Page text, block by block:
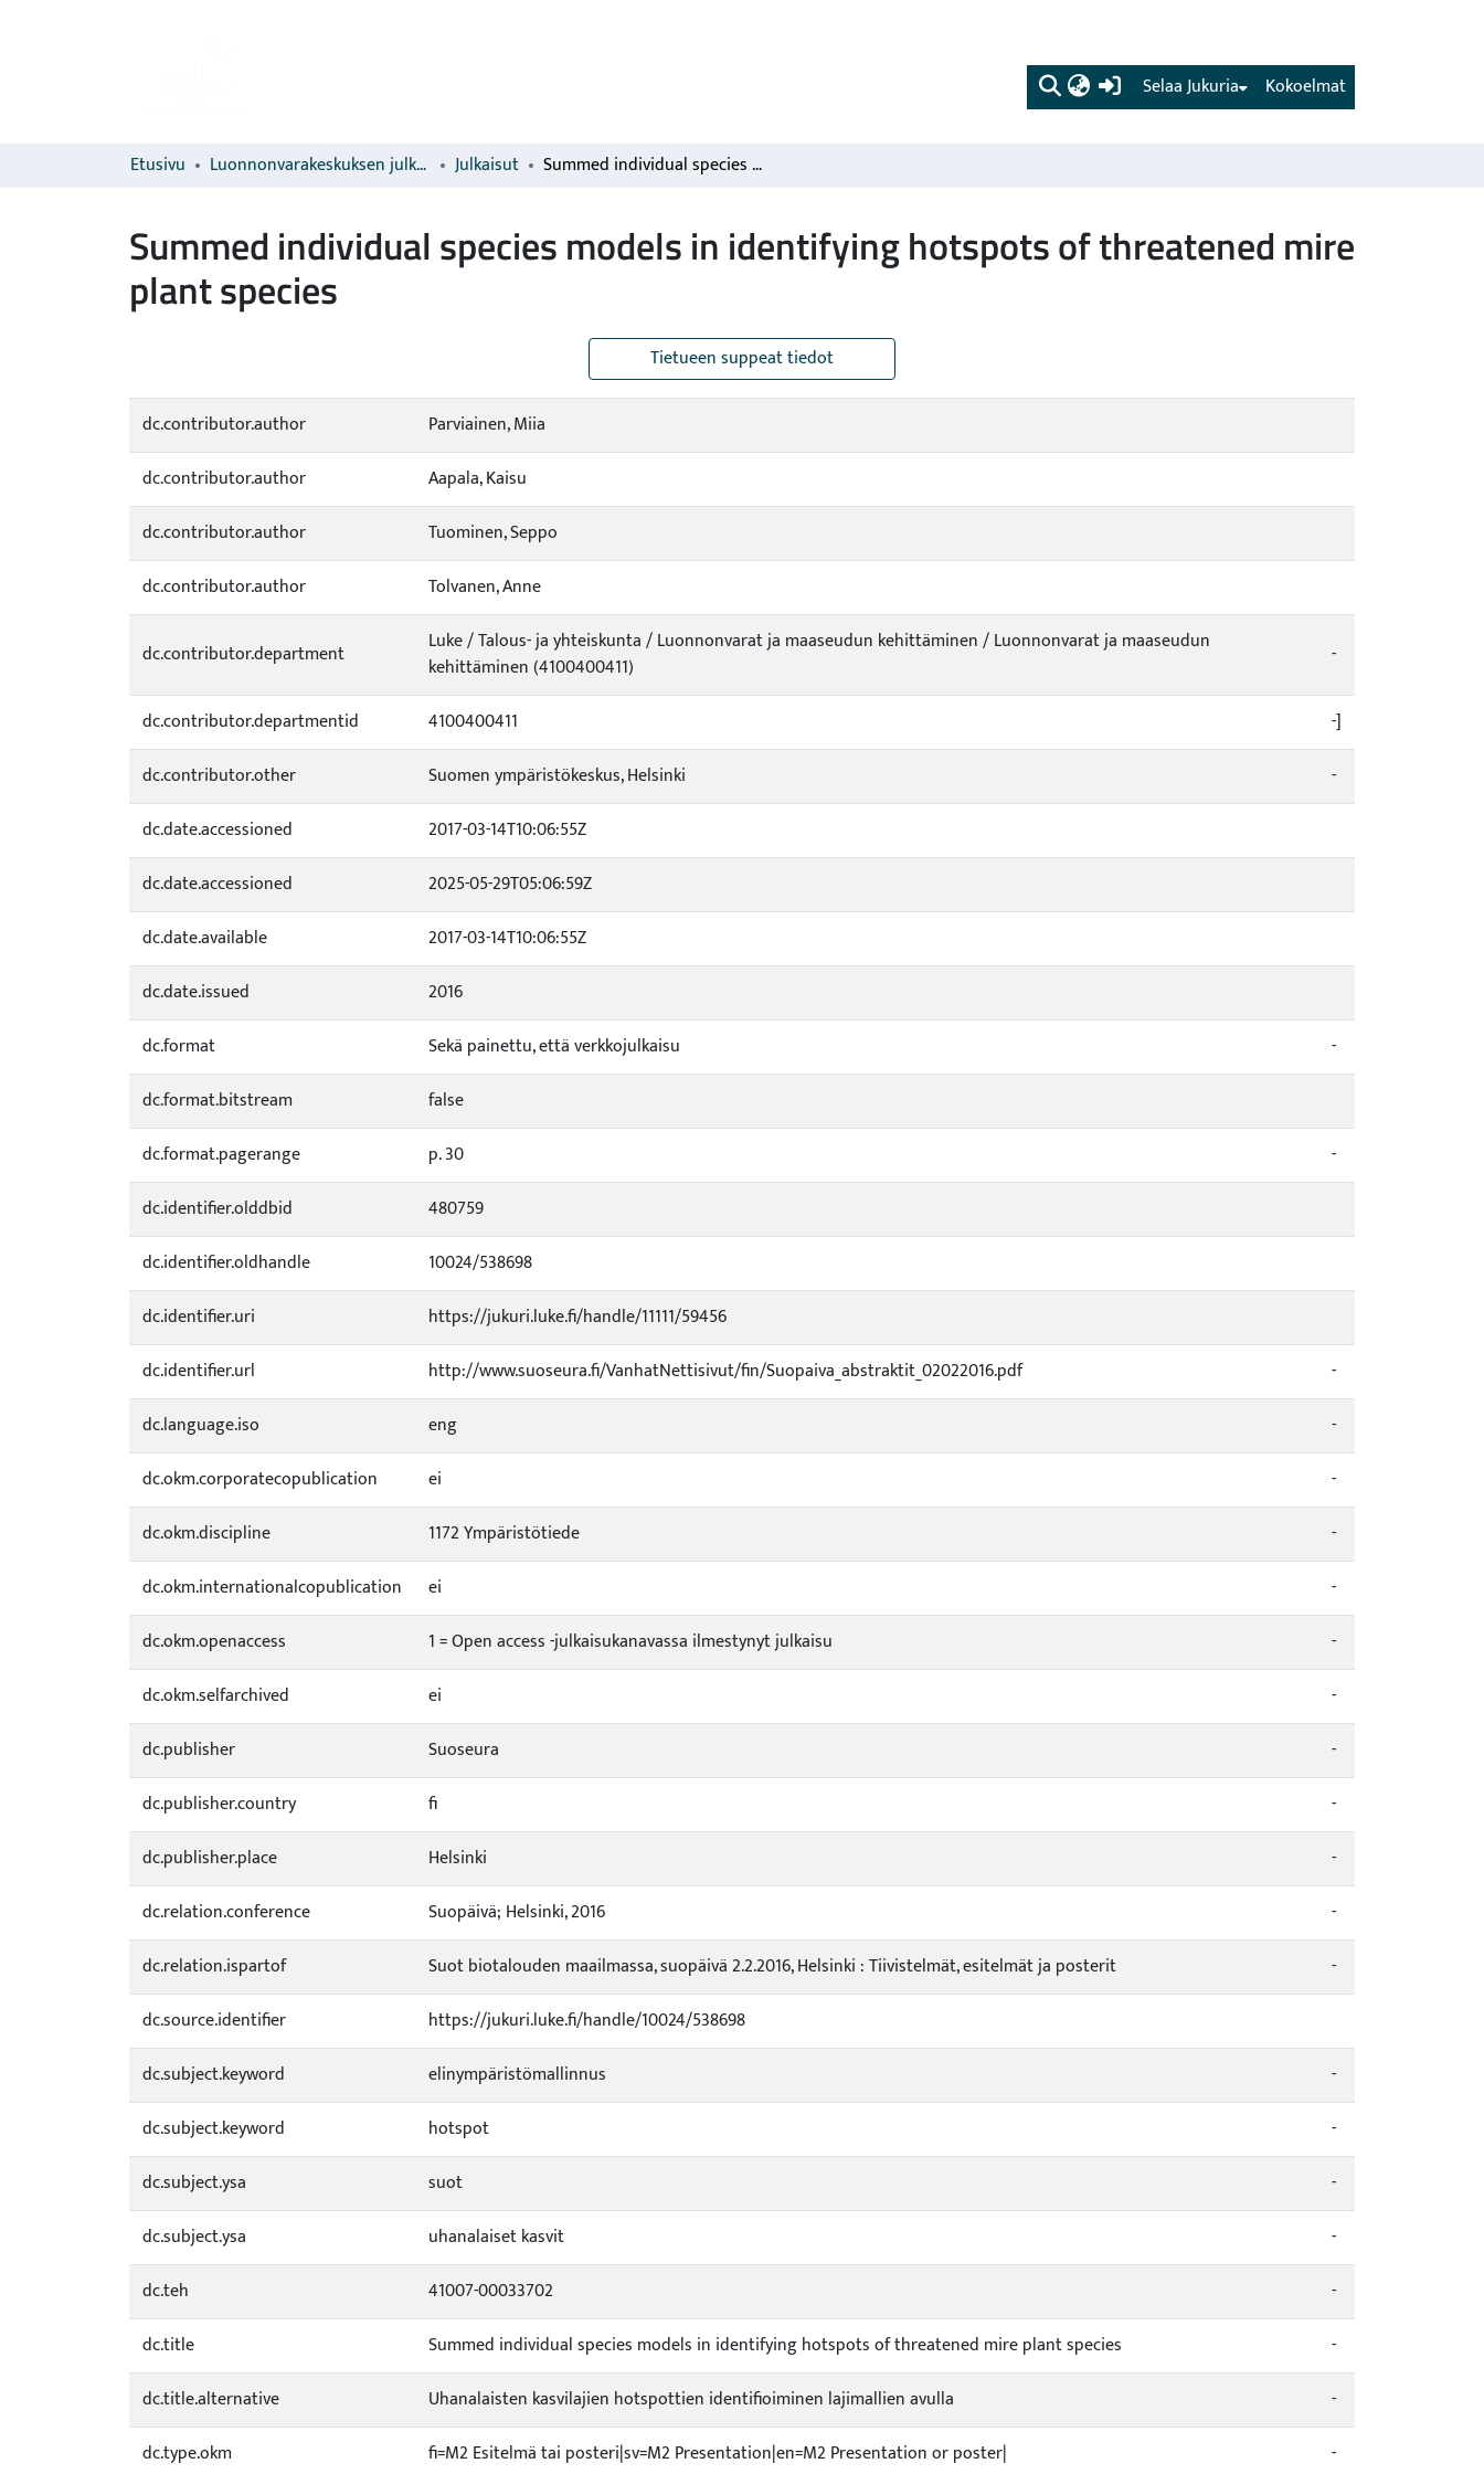
(current) Kokoelmat
Selaa Jukuria
Etusivu Luonnonvarakeskuksen julkaisut Julkaisut Summed individual species models in identifying hotspots of threatened mire plant species
Summed individual species models in identifying hotspots of threatened mire
plant species
Tietueen suppeat tiedot
dc.contributor.author
Parviainen, Miia
dc.contributor.author
Aapala, Kaisu
dc.contributor.author
Tuominen, Seppo
dc.contributor.author
Tolvanen, Anne
dc.contributor.department
Luke / Talous- ja yhteiskunta / Luonnonvarat ja maaseudun kehittäminen / Luonnonvarat ja maaseudun
kehittäminen (4100400411)
-
dc.contributor.departmentid 4100400411
-]
dc.contributor.other
Suomen ympäristökeskus, Helsinki
-
dc.date.accessioned
2017-03-14T10:06:55Z
dc.date.accessioned
2025-05-29T05:06:59Z
dc.date.available
2017-03-14T10:06:55Z
dc.date.issued
2016
dc.format
Sekä painettu, että verkkojulkaisu
-
dc.format.bitstream
false
dc.format.pagerange
p. 30
-
dc.identifier.olddbid
480759
dc.identifier.oldhandle
10024/538698
dc.identifier.uri
https://jukuri.luke.fi/handle/11111/59456
dc.identifier.url
http://www.suoseura.fi/VanhatNettisivut/fin/Suopaiva_abstraktit_02022016.pdf
-
dc.language.iso
eng
-
dc.okm.corporatecopublication
ei
-
dc.okm.discipline
1172 Ympäristötiede
-
dc.okm.internationalcopublication
ei
-
dc.okm.openaccess
1 = Open access -julkaisukanavassa ilmestynyt julkaisu
-
dc.okm.selfarchived
ei
-
dc.publisher
Suoseura
-
dc.publisher.country
fi
-
dc.publisher.place
Helsinki
-
dc.relation.conference
Suopäivä; Helsinki, 2016
-
dc.relation.ispartof
Suot biotalouden maailmassa, suopäivä 2.2.2016, Helsinki : Tiivistelmät, esitelmät ja posterit
-
dc.source.identifier
https://jukuri.luke.fi/handle/10024/538698
dc.subject.keyword
elinympäristömallinnus
-
dc.subject.keyword
hotspot
-
dc.subject.ysa
suot
-
dc.subject.ysa
uhanalaiset kasvit
-
dc.teh
41007-00033702
-
dc.title
Summed individual species models in identifying hotspots of threatened mire plant species
-
dc.title.alternative
Uhanalaisten kasvilajien hotspottien identifioiminen lajimallien avulla
-
dc.type.okm
fi=M2 Esitelmä tai posteri|sv=M2 Presentation|en=M2 Presentation or poster| -